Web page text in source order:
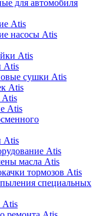
для автомобиля
Atis
насосы Atis
Atis
Atis
сушки Atis
Atis
Atis
Atis
Atis
Atis
масла Atis
тормозов Atis
специальных
Atis